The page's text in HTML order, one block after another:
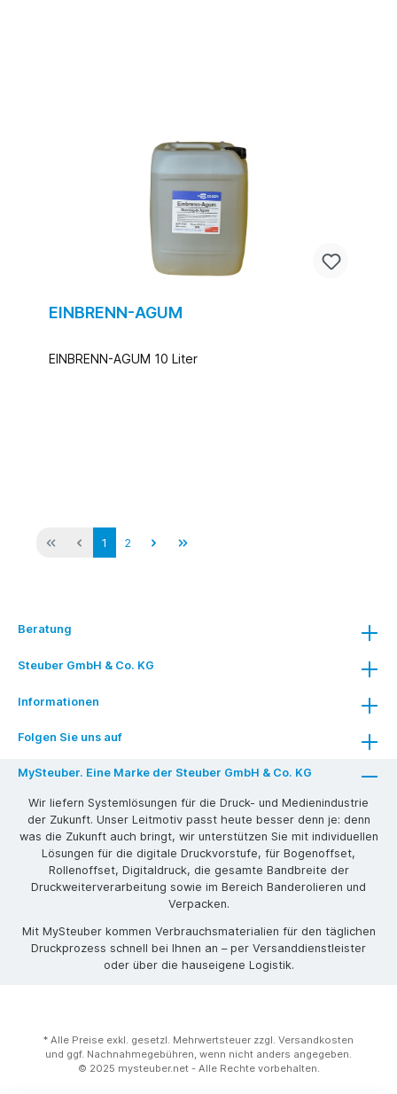
EINBRENN-AGUM
EINBRENN-AGUM 10 Liter
1 2
Beratung
Steuber GmbH & Co. KG
Informationen
Folgen Sie uns auf
MySteuber. Eine Marke der Steuber GmbH & Co. KG
Wir liefern Systemlösungen für die Druck- und Medienindustrie
der Zukunft. Unser Leitmotiv passt heute besser denn je: denn
was die Zukunft auch bringt, wir unterstützen Sie mit individuellen
Lösungen für die digitale Druckvorstufe, für Bogenoffset,
Rollenoffset, Digitaldruck, die gesamte Bandbreite der
Druckweiterverarbeitung sowie im Bereich Banderolieren und
Verpacken.
Mit MySteuber kommen Verbrauchsmaterialien für den täglichen
Druckprozess schnell bei Ihnen an – per Versanddienstleister
oder über die hauseigene Logistik.
* Alle Preise exkl. gesetzl. Mehrwertsteuer zzgl. Versandkosten
und ggf. Nachnahmegebühren, wenn nicht anders angegeben.
© 2025 mysteuber.net - Alle Rechte vorbehalten.